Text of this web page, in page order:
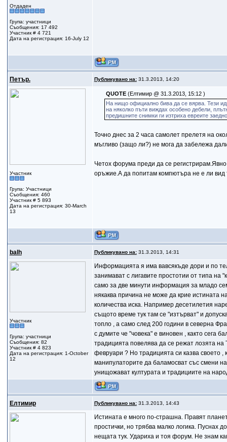
Отдаден
Група: участници
Съобщения: 17 492
Участник # 4 721
Дата на регистрация: 16-July 12
Петър. Публикувано на:31.3.2013, 14:20
Участник
Група: Участници
Съобщения: 460
Участник # 5 893
Дата на регистрация: 30-March
13
QUOTE (Елтимир @ 31.3.2013, 15:12 )
На нищо официално бива да се вярва. Тези
на няколко пъти виждах особено дебели,
предишните снимки ги изтриха евреите
Точно днес за 2 часа самолет прелетя на
мъгливо (защо ли?) не мога да забележа
Четох форума преди да се
оръжие.А да попитам компютъра не е ли вид
balh Публикувано на:31.3.2013, 14:31
Участник
Група: участници
Съобщения: 82
Участник # 4 823
Дата на регистрация: 1-October
12
Информацията я има вавсякъде дори и по
занимават с лигавите простотии от типа на
само за две минути информация за младо
някаква причина не може да крие истината
количества иска. Например десетилетия
същото време тук там се "изтърват" и
топло , а само след 200 години в северна
с думите че "човека" е виновен , както сега
традицията повелява да се режат лозята
февруари ? Но традицията си казва своето ,
манипулаторите да баламосват със смени
унищожават културата и традициите на
Елтимир Публикувано на:31.3.2013, 14:43
Истината е много по-страшна. Правят
простички, но трябва малко логика. Пуснах
нещата тук. Удариха и тоя форум. Не знам